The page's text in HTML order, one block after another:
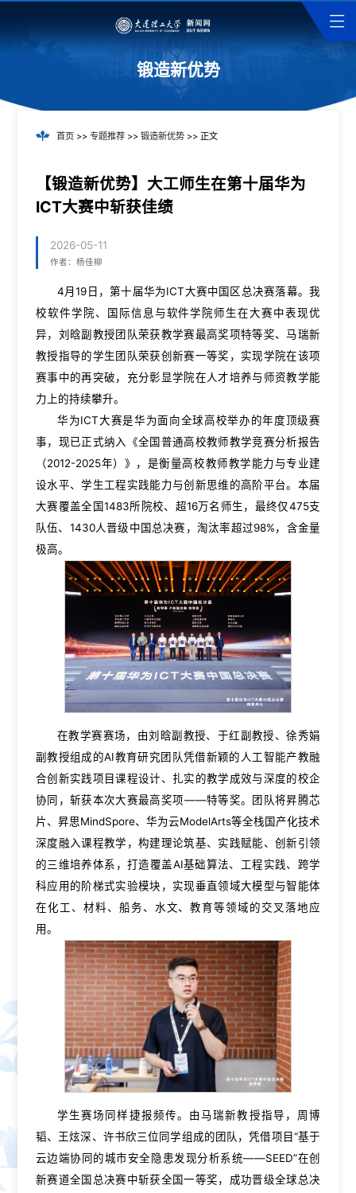
锻造新优势
首页>> 专题推荐>> 锻造新优势>> 正文
【锻造新优势】大工师生在第十届华为
ICT大赛中斩获佳绩
2026-05-11
作者：杨佳柳
4月19日，第十届华为ICT大赛中国区总决赛落幕。我
校软件学院、国际信息与软件学院师生在大赛中表现优
异，刘晗副教授团队荣获教学赛最高奖项特等奖、马瑞新
教授指导的学生团队荣获创新赛一等奖，实现学院在该项
赛事中的再突破，充分彰显学院在人才培养与师资教学能
力上的持续攀升。
华为ICT大赛是华为面向全球高校举办的年度顶级赛
事，现已正式纳入《全国普通高校教师教学竞赛分析报告
（2012-2025年）》，是衡量高校教师教学能力与专业建
设水平、学生工程实践能力与创新思维的高阶平台。本届
大赛覆盖全国1483所院校、超16万名师生，最终仅475支
队伍、1430人晋级中国总决赛，淘汰率超过98%，含金量
极高。
在教学赛赛场，由刘晗副教授、于红副教授、徐秀娟
副教授组成的AI教育研究团队凭借新颖的人工智能产教融
合创新实践项目课程设计、扎实的教学成效与深度的校企
协同，斩获本次大赛最高奖项——特等奖。团队将昇腾芯
片、昇思MindSpore、华为云ModelArts等全栈国产化技术
深度融入课程教学，构建理论筑基、实践赋能、创新引领
的三维培养体系，打造覆盖AI基础算法、工程实践、跨学
科应用的阶梯式实验模块，实现垂直领域大模型与智能体
在化工、材料、船务、水文、教育等领域的交叉落地应
用。
学生赛场同样捷报频传。由马瑞新教授指导，周博
韬、王炫深、许书欣三位同学组成的团队，凭借项目“基于
云边端协同的城市安全隐患发现分析系统——SEED”在创
新赛道全国总决赛中斩获全国一等奖，成功晋级全球总决